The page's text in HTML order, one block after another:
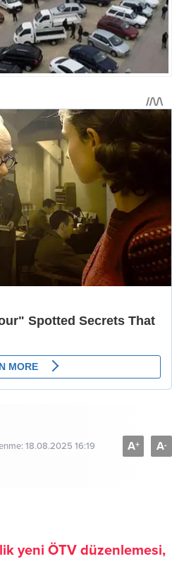
18.08.2025 16:19 A+ A-
yeni ÖTV düzenlemesi,